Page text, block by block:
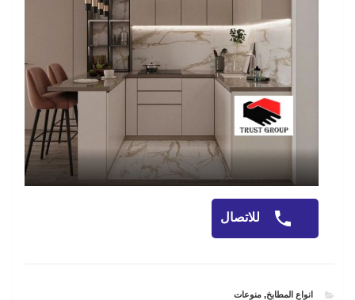
للاتصال
CATEGORIES
انواع المطابخ,منوعات